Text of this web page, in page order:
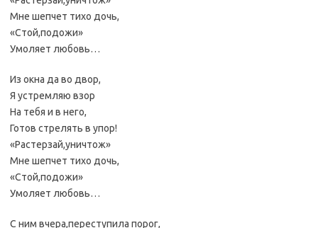
Мне шепчет тихо дочь,
«Стой,подожи»
Умоляет любовь…
Из окна да во двор,
Я устремляю взор
На тебя и в него,
Готов стрелять в упор!
«Растерзай,уничтож»
Мне шепчет тихо дочь,
«Стой,подожи»
Умоляет любовь…
С ним вчера,переступила порог,